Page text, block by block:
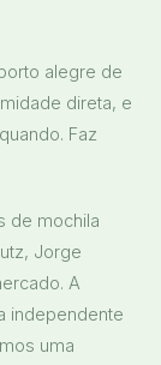
alegre de
direta, e
Faz
de mochila
Jorge
A
independente
uma